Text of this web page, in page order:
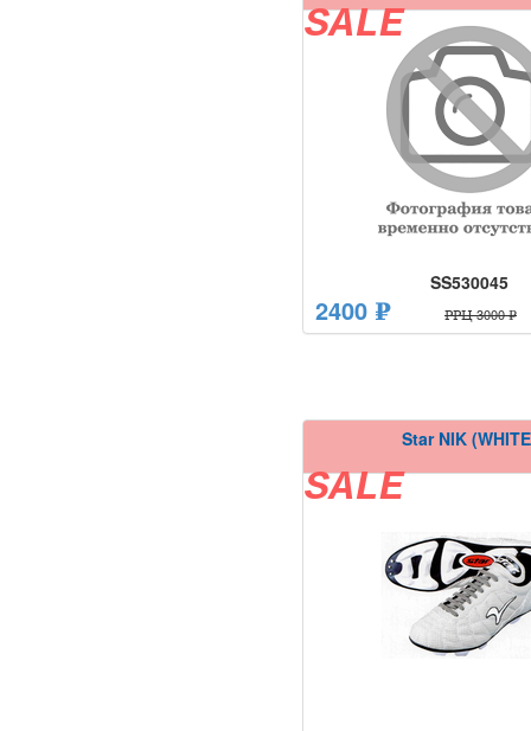
SALE
SS530045
2400 ₽ РРЦ 3000 ₽
Star NIK
SALE